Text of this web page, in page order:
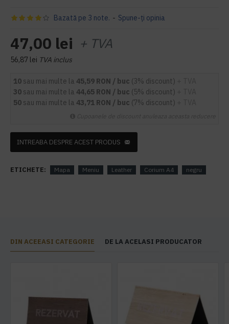
Bazată pe 3 note. - Spune-ţi opinia
47,00 lei + TVA
56,87 lei TVA inclus
10 sau mai multe la 45,59 RON / buc (3% discount)
30 sau mai multe la 44,65 RON / buc (5% discount)
50 sau mai multe la 43,71 RON / buc (7% discount)
INTREABA DESPRE ACEST PRODUS
ETICHETE: Mapa Meniu Leather Corium A4 negru
DIN ACEEASI CATEGORIE DE LA ACELASI PRODUCATOR